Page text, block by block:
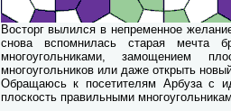
Восторг вылился в непременное
снова вспомнилась старая мечта
многоугольниками, замощением
многоугольников или даже открыть
Обращаюсь к посетителям Арбуза с
плоскость правильными